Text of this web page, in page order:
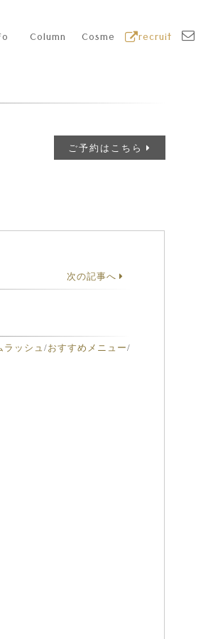
Column Cosme recruit
ご予約はこちら
次の記事へ
ラッシュ/おすすめメニュー/